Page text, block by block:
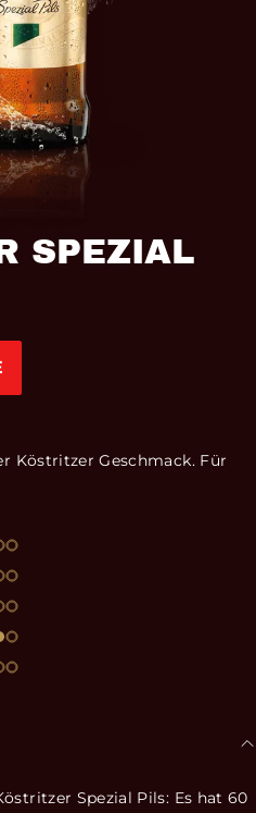
SPEZIAL
Köstritzer Geschmack. Für
Spezial Pils: Es hat 60